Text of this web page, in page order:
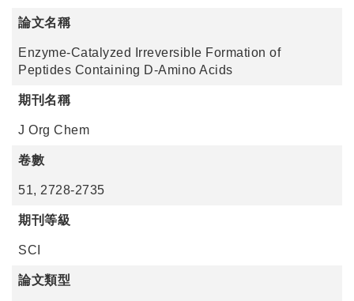
論文名稱
Enzyme-Catalyzed Irreversible Formation of
Peptides Containing D-Amino Acids
期刊名稱
J Org Chem
卷數
51, 2728-2735
期刊等級
SCI
論文類型